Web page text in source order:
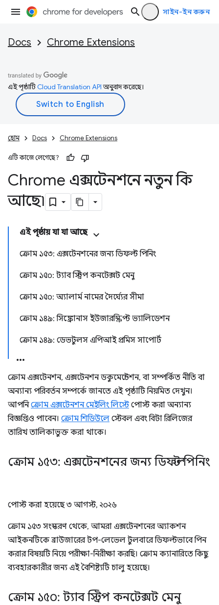
সাইন-ইন করুন
Docs Chrome Extensions
এই পৃষ্ঠাটিCloud Translation APIঅনুবাদ করেছে।
হোম Docs Chrome Extensions
এটি কাজে লেগেছে?
Chrome এক্সটেনশনে নতুন কি
আছে৷
এই পৃষ্ঠায় যা যা আছে
ক্রোম ১৫৩: এক্সটেনশনের জন্য ডিফল্ট পিনিং
ক্রোম ১৫০: ট্যাব স্ট্রিপ কনটেক্সট মেনু
ক্রোম ১৫০: অ্যালার্ম নামের দৈর্ঘ্যের সীমা
ক্রোম ১৪৯: সিঙ্ক্রোনাস ইউজারস্ক্রিপ্ট ভ্যালিডেশন
ক্রোম ১৪৯: ডেভটুলস এপিআই প্রমিস সাপোর্ট
ক্রোম এক্সটেনশন, এক্সটেনশন ডকুমেন্টেশন, বা সম্পর্কিত নীতি বা
অন্যান্য পরিবর্তন সম্পর্কে জানতে এই পৃষ্ঠাটি নিয়মিত দেখুন।
আপনিক্রোম এক্সটেনশন মেইলিং লিস্টেপোস্ট করা অন্যান্য
বিজ্ঞপ্তিও পাবেন। ক্রোম শিডিউলে স্টেবল এবং বিটা রিলিজের
তারিখ তালিকাভুক্ত করা থাকে।
ক্রোম ১৫৩: এক্সটেনশনের জন্য ডিফল্ট পিনিং
পোস্ট করা হয়েছে৩ আগস্ট, ২০২৬
ক্রোম ১৫৩ সংস্করণ থেকে, আমরা এক্সটেনশনের অ্যাকশন
আইকনটিকে ব্রাউজারের টপ-লেভেল টুলবারে ডিফল্টভাবে পিন
করার বিষয়টি নিয়ে পরীক্ষা-নিরীক্ষা করছি। ক্রোম ক্যানারিতে কিছু
ব্যবহারকারীর জন্য এই বৈশিষ্ট্যটি চালু হয়েছে।
ক্রোম ১৫০: ট্যাব স্ট্রিপ কনটেক্সট মেনু